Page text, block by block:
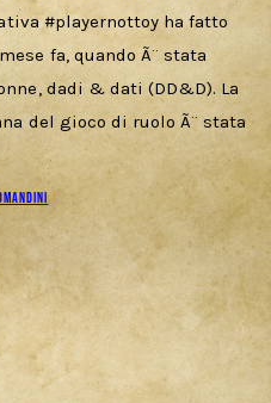
#playernottoy ha fatto
fa, quando Ã¨ stata
dadi & dati (DD&D). La
del gioco di ruolo Ã¨ stata